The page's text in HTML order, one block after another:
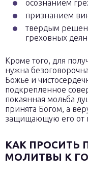
осознанием
признанием
твердым
греховных
Кроме того, для
нужна
Божье и
подкрепленное
покаянная мольба
принята Богом, а
защищающую его от
КАК ПРОСИТЬ
МОЛИТВЫ К